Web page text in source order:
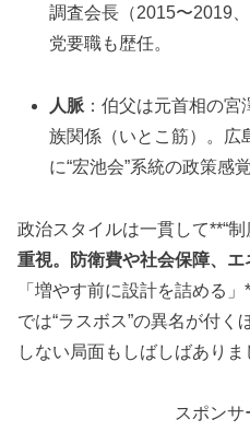
調査会長（2015〜2019
党要職も歴任。
人脈 ：伯父は元首相の
族関係（いとこ筋）。広
に“宏池会”系統の政策感
政治スタイルは一貫して**“
重視。防衛費や社会保障、
「増やす前に設計を詰める
では“ラスボス”の異名が付
しない局面もしばしばありま
スポンサ